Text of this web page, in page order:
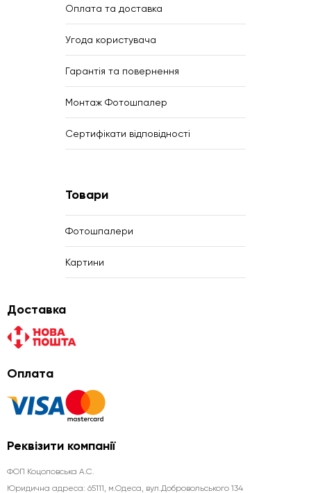
Оплата та доставка
Угода користувача
Гарантія та повернення
Монтаж Фотошпалер
Сертифікати відповідності
Товари
Фотошпалери
Картини
Доставка
Оплата
Реквізити компанії
ФОП Коцоловська А.С.
Юридична aдреса: 65111, м.Одеса, вул.Добровольського 134